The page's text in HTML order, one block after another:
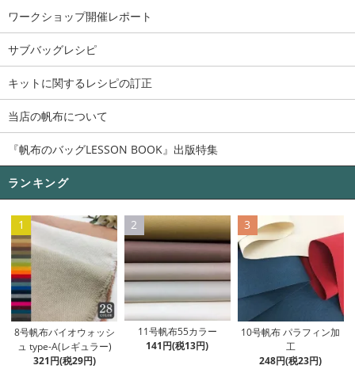
ワークショップ開催レポート
サブバッグレシピ
キットに関するレシピの訂正
当店の帆布について
『帆布のバッグLESSON BOOK』出版特集
ランキング
1
8号帆布バイオウォッシ
ュ type-A(レギュラー)
321円(税29円)
2
11号帆布55カラー
141円(税13円)
3
10号帆布 パラフィン加
工
248円(税23円)